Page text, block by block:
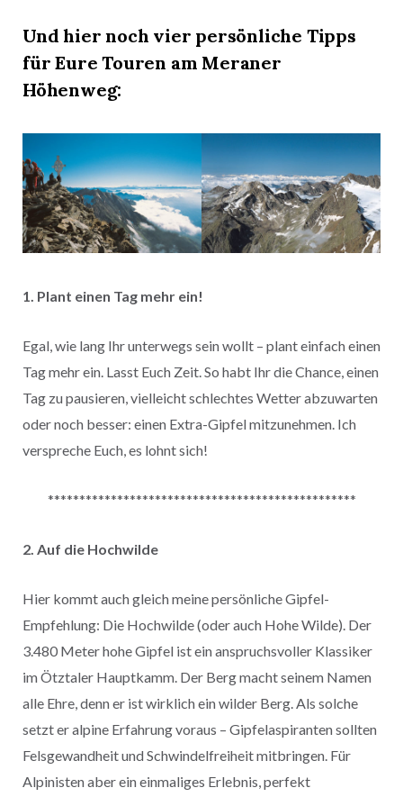
Und hier noch vier persönliche Tipps
für Eure Touren am Meraner
Höhenweg:
1. Plant einen Tag mehr ein!
Egal, wie lang Ihr unterwegs sein wollt – plant einfach einen
Tag mehr ein. Lasst Euch Zeit. So habt Ihr die Chance, einen
Tag zu pausieren, vielleicht schlechtes Wetter abzuwarten
oder noch besser: einen Extra-Gipfel mitzunehmen. Ich
verspreche Euch, es lohnt sich!
*************************************************
2. Auf die Hochwilde
Hier kommt auch gleich meine persönliche Gipfel-
Empfehlung: Die Hochwilde (oder auch Hohe Wilde). Der
3.480 Meter hohe Gipfel ist ein anspruchsvoller Klassiker
im Ötztaler Hauptkamm. Der Berg macht seinem Namen
alle Ehre, denn er ist wirklich ein wilder Berg. Als solche
setzt er alpine Erfahrung voraus – Gipfelaspiranten sollten
Felsgewandheit und Schwindelfreiheit mitbringen. Für
Alpinisten aber ein einmaliges Erlebnis, perfekt